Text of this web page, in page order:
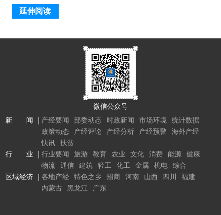
延伸阅读
微信公众号
新 闻
产经要闻 部委动态 时政新闻 市场环境
统计数据
政策动态
产经评论 产经分析 产经预警
海外产经
快讯
扶贫
行 业
行业要闻 旅游 教育 农业 文化 消费 能源
健康
物流
通信 建筑 轻工 化工 金属 机电
综合
区域经济
各地产经 特色之乡 招商 河南 山西 四川
福建
内蒙古
黑龙江 广东